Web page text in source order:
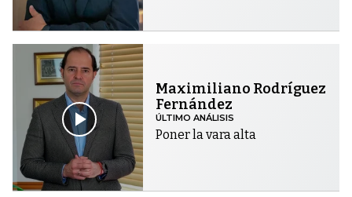
Maximiliano Rodríguez
Fernández
ÚLTIMO ANÁLISIS
Poner la vara alta